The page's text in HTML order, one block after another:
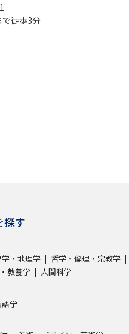
で徒歩3分
探す
学・地理学
哲学・倫理・宗教学
教養学 人間科学
語学